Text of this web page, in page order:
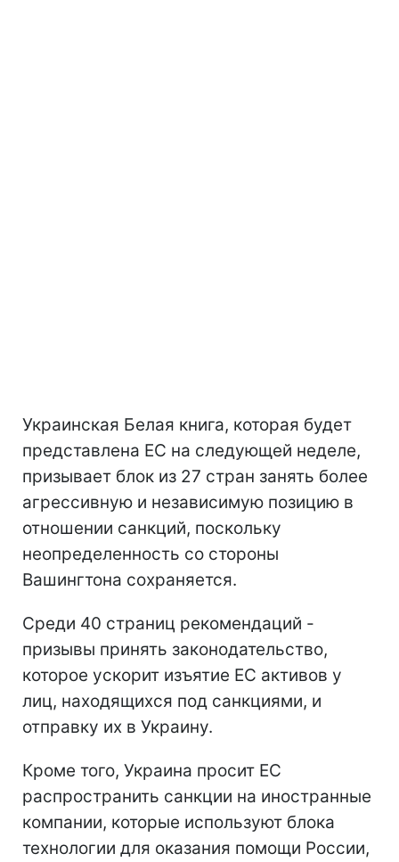
Украинская Белая книга, которая будет
представлена ЕС на следующей неделе,
призывает блок из 27 стран занять более
агрессивную и независимую позицию в
отношении санкций, поскольку
неопределенность со стороны
Вашингтона сохраняется.
Среди 40 страниц рекомендаций -
призывы принять законодательство,
которое ускорит изъятие ЕС активов у
лиц, находящихся под санкциями, и
отправку их в Украину.
Кроме того, Украина просит ЕС
распространить санкции на иностранные
компании, которые используют блока
технологии для оказания помощи России,